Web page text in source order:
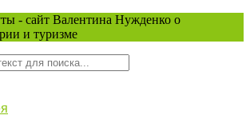
- сайт Валентина Нужденко о
и туризме